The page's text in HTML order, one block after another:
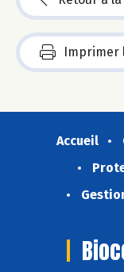
Imprimer
Accueil